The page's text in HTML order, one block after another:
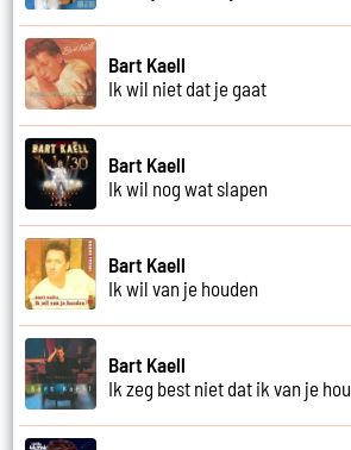
Bart Kaell
Ik wil niet dat je gaat
Bart Kaell
Ik wil nog wat slapen
Bart Kaell
Ik wil van je houden
Bart Kaell
Ik zeg best niet dat ik van je hou